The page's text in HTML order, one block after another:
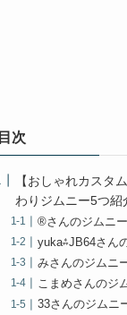
目次
【おしゃれカスタ
わりジムニー5つ紹
®さんのジムニー
yuka⁂JB64さん
みさんのジムニ
こまめさんのジ
33さんのジムニ